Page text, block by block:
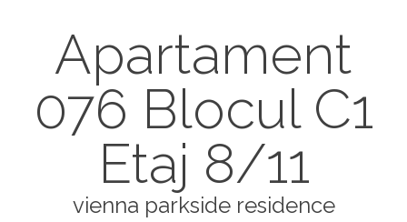
Apartament
076 Blocul C1
Etaj 8/11
vienna parkside residence